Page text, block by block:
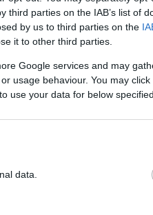
parties on the IAB’s list of
by us to third parties on the
it to other third parties.
Google services and may
usage behaviour. You may
use your data for below
data.